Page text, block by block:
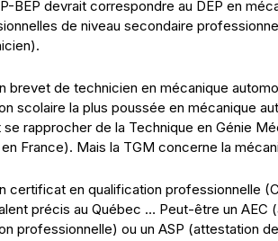
BEP devrait correspondre au DEP en
de niveau secondaire
brevet de technicien en mécanique
scolaire la plus poussée en mécanique
se rapprocher de la Technique en Génie
France). Mais la TGM concerne la
certificat en qualification professionnelle
précis au Québec … Peut-être un
professionnelle) ou un ASP (attestation